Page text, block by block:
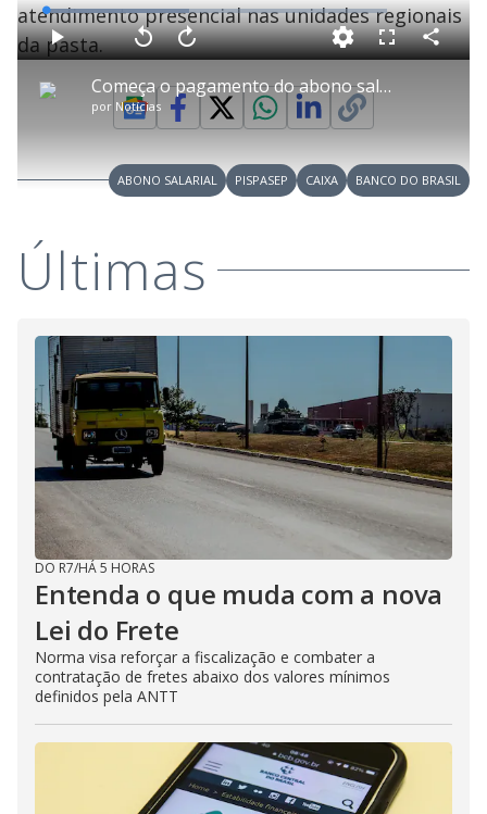
atendimento presencial nas unidades regionais
da pasta.
P
l
a
y
V
i
d
e
o
Começa o pagamento do abono salarial do PIS
por Notícias
P V
t
a
r
1
0
g
u
n
d
A
n
ç
a
1
e
u
n
o
L
o
a
d
e
:
4
1
.
1
F
l
C
o
a
ABONO SALARIAL PISPASEP CAIXA BANCO DO BRASIL
Últimas
DO R7/HÁ 5 HORAS
Entenda o que muda com a nova
Lei do Frete
Norma visa reforçar a fiscalização e combater a
contratação de fretes abaixo dos valores mínimos
definidos pela ANTT